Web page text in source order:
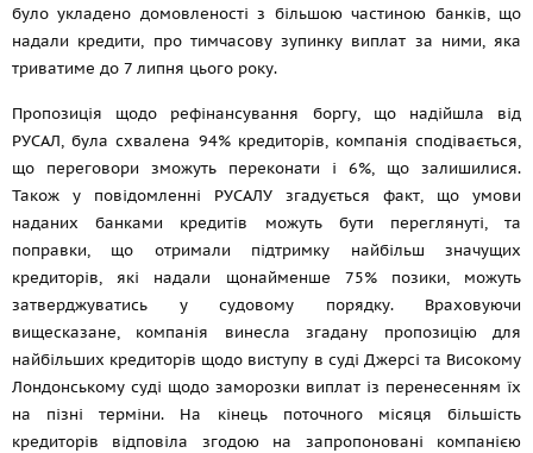
було укладено домовленості з більшою частиною банків, що
надали кредити, про тимчасову зупинку виплат за ними, яка
триватиме до 7 липня цього року.
Пропозиція щодо рефінансування боргу, що надійшла від
РУСАЛ, була схвалена 94% кредиторів, компанія сподівається,
що переговори зможуть переконати і 6%, що залишилися.
Також у повідомленні РУСАЛУ згадується факт, що умови
наданих банками кредитів можуть бути переглянуті, та
поправки, що отримали підтримку найбільш значущих
кредиторів, які надали щонайменше 75% позики, можуть
затверджуватись у судовому порядку. Враховуючи
вищесказане, компанія винесла згадану пропозицію для
найбільших кредиторів щодо виступу в суді Джерсі та Високому
Лондонському суді щодо заморозки виплат із перенесенням їх
на пізні терміни. На кінець поточного місяця більшість
кредиторів відповіла згодою на запропоновані компанією